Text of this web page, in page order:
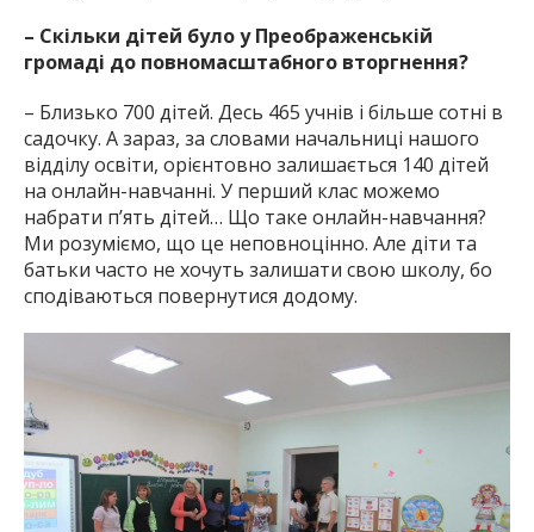
– Скільки дітей було у Преображенській
громаді до повномасштабного вторгнення?
– Близько 700 дітей. Десь 465 учнів і більше сотні в
садочку. А зараз, за словами начальниці нашого
відділу освіти, орієнтовно залишається 140 дітей
на онлайн-навчанні. У перший клас можемо
набрати п’ять дітей… Що таке онлайн-навчання?
Ми розуміємо, що це неповноцінно. Але діти та
батьки часто не хочуть залишати свою школу, бо
сподіваються повернутися додому.